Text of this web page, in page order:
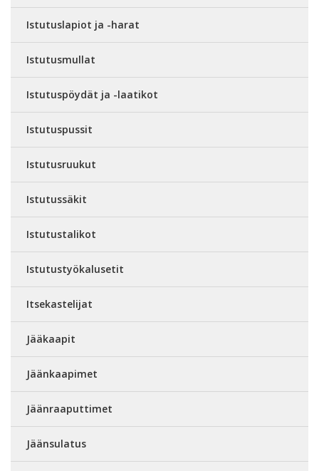
Istutuslapiot ja -harat
Istutusmullat
Istutuspöydät ja -laatikot
Istutuspussit
Istutusruukut
Istutussäkit
Istutustalikot
Istutustyökalusetit
Itsekastelijat
Jääkaapit
Jäänkaapimet
Jäänraaputtimet
Jäänsulatus